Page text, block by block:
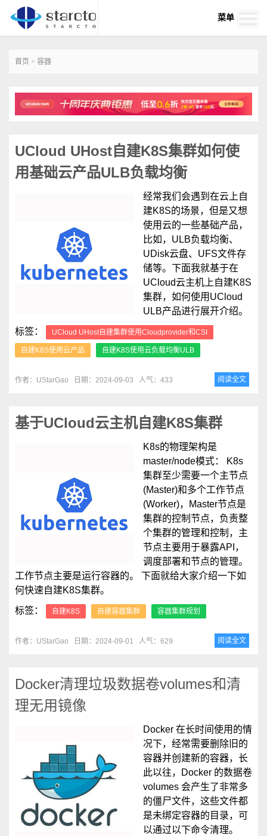
菜单
首页 > 容器
UCloud UHost自建K8S集群如何使
用基础云产品ULB负载均衡
经常我们会遇到在云上自
建K8S的场景，但是又想
使用云的一些基础产品，
比如，ULB负载均衡、
UDisk云盘、UFS文件存
储等。下面我就基于在
UCloud云主机上自建K8S
集群，如何使用UCloud
ULB产品进行展开介绍。
标签：
UCloud UHost自建集群使用Cloudprovider和CSI
自建K8S使用云产品 自建K8S使用云负载均衡ULB
作者：UStarGao 日期：2024-09-03 人气：433 阅读全文
基于UCloud云主机自建K8S集群
K8s的物理架构是
master/node模式： K8s
集群至少需要一个主节点
(Master)和多个工作节点
(Worker)，Master节点是
集群的控制节点，负责整
个集群的管理和控制，主
节点主要用于暴露API，
调度部署和节点的管理。
工作节点主要是运行容器的。 下面就给大家介绍一下如
何快速自建K8S集群。
标签：
自建K8S 自建容器集群 容器集群规划
作者：UStarGao 日期：2024-09-01 人气：629 阅读全文
Docker清理垃圾数据卷volumes和清
理无用镜像
Docker 在长时间使用的情
况下，经常需要删除旧的
容器并创建新的容器，长
此以往，Docker 的数据卷
volumes 会产生了非常多
的僵尸文件，这些文件都
是未绑定容器的目录，可
以通过以下命令清理。